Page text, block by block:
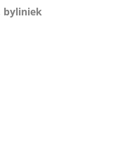
byliniek